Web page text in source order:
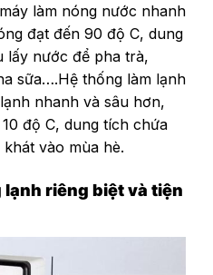
làm nóng nước nhanh
đạt đến 90 độ C, dung
lấy nước để pha trà,
sữa….Hệ thống làm lạnh
nhanh và sâu hơn,
độ C, dung tích chứa
vào mùa hè.
riêng biệt và tiện